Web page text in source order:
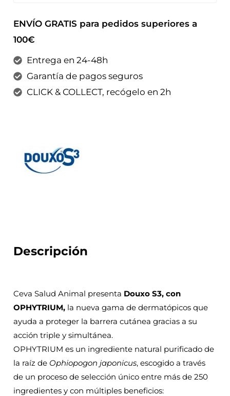
ENVÍO GRATIS para pedidos superiores a
100€
Entrega en 24-48h
Garantía de pagos seguros
CLICK & COLLECT, recógelo en 2h
Descripción
Ceva Salud Animal presenta Douxo S3, con
OPHYTRIUM, la nueva gama de dermatópicos que
ayuda a proteger la barrera cutánea gracias a su
acción triple y simultánea.
OPHYTRIUM es un ingrediente natural purificado de
la raíz de Ophiopogon japonicus, escogido a través
de un proceso de selección único entre más de 250
ingredientes y con múltiples beneficios: